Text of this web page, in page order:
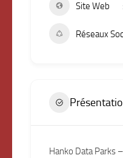
Site Web
Réseaux
Hanko Data Parks